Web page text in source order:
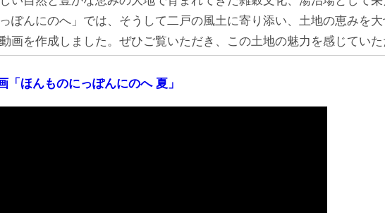
っぽんにのへ」では、そうして二戸の風土に寄り添い、土地の恵みを
画を作成しました。ぜひご覧いただき、この土地の魅力を感じていた
「ほんものにっぽんにのへ 夏」